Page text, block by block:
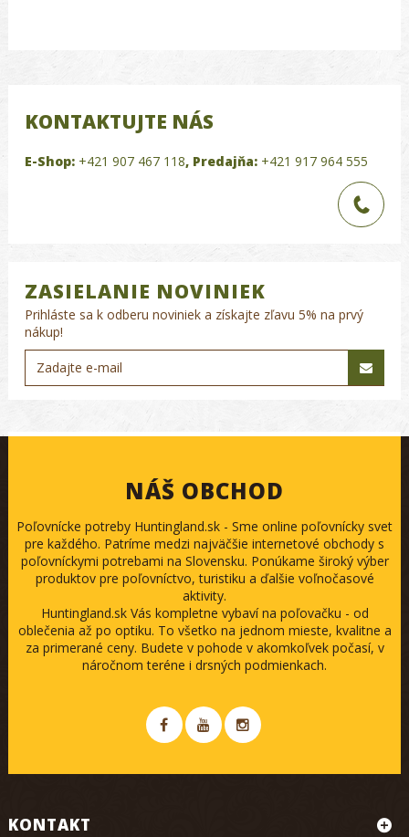
KONTAKTUJTE NÁS
E-Shop: +421 907 467 118, Predajňa: +421 917 964 555
ZASIELANIE NOVINIEK
Prihláste sa k odberu noviniek a získajte zľavu 5% na prvý
nákup!
NÁŠ OBCHOD
Poľovnícke potreby Huntingland.sk - Sme online poľovnícky svet
pre každého. Patríme medzi najväčšie internetové obchody s
poľovníckymi potrebami na Slovensku. Ponúkame široký výber
produktov pre poľovníctvo, turistiku a ďalšie voľnočasové
aktivity.
Huntingland.sk Vás kompletne vybaví na poľovačku - od
oblečenia až po optiku. To všetko na jednom mieste, kvalitne a
za primerané ceny. Budete v pohode v akomkoľvek počasí, v
náročnom teréne i drsných podmienkach.
KONTAKT